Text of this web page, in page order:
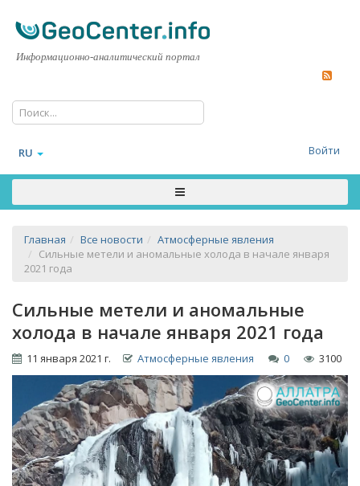
Информационно-аналитический портал
RU Войти
Главная Все новости
Атмосферные явления
Сильные метели и аномальные холода в начале января
2021 года
Сильные метели и аномальные
холода в начале января 2021 года
11 января 2021 г. Атмосферные явления 0 3100